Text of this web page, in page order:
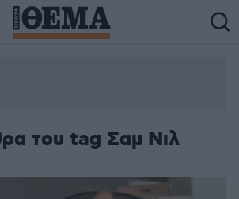
του tag Σαμ Νιλ